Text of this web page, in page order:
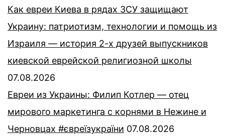
Как евреи Киева в рядах ЗСУ защищают
Украину: патриотизм, технологии и помощь из
Израиля — история 2-х друзей выпускников
киевской еврейской религиозной школы
07.08.2026
Евреи из Украины: Филип Котлер — отец
мирового маркетинга с корнями в Нежине и
Черновцах #євреїзукраїни 07.08.2026